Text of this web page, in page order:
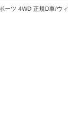
ーツ 4WD 正規D車/ウ